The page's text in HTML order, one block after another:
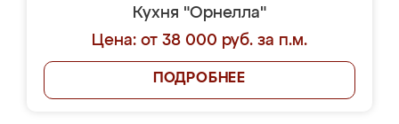
Кухня "Орнелла"
Цена: от 38 000 руб. за п.м.
ПОДРОБНЕЕ